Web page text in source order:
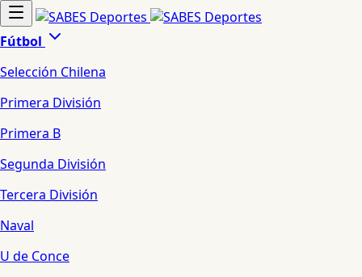
Fútbol
Selección Chilena
Primera División
Primera B
Segunda División
Tercera División
Naval
U de Conce